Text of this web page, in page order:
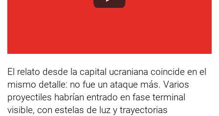
El relato desde la capital ucraniana coincide en el
mismo detalle: no fue un ataque más. Varios
proyectiles habrían entrado en fase terminal
visible, con estelas de luz y trayectorias